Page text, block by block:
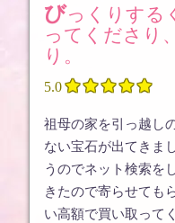
びっくりするくらい高額で買い取
ってくださり
り。
5.0     
祖母の家を引っ越し
ない宝石が出てきま
うのでネット検索を
きたので寄らせても
い高額で買い取って